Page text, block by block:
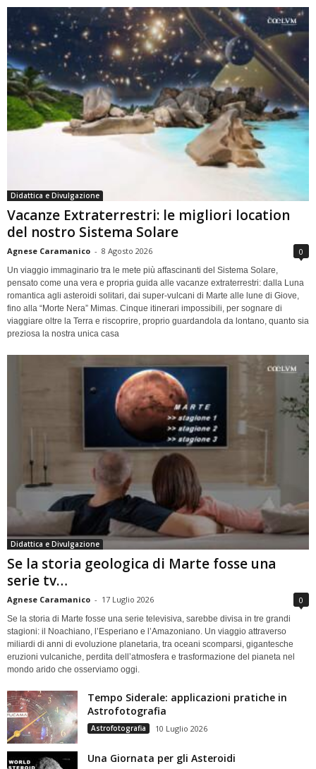
Didattica e Divulgazione
Vacanze Extraterrestri: le migliori location
del nostro Sistema Solare
Agnese Caramanico - 8 Agosto 2026 0
Un viaggio immaginario tra le mete più affascinanti del Sistema Solare,
pensato come una vera e propria guida alle vacanze extraterrestri: dalla Luna
romantica agli asteroidi solitari, dai super-vulcani di Marte alle lune di Giove,
fino alla “Morte Nera” Mimas. Cinque itinerari impossibili, per sognare di
viaggiare oltre la Terra e riscoprire, proprio guardandola da lontano, quanto sia
preziosa la nostra unica casa
Didattica e Divulgazione
Se la storia geologica di Marte fosse una
serie tv…
Agnese Caramanico - 17 Luglio 2026 0
Se la storia di Marte fosse una serie televisiva, sarebbe divisa in tre grandi
stagioni: il Noachiano, l’Esperiano e l’Amazoniano. Un viaggio attraverso
miliardi di anni di evoluzione planetaria, tra oceani scomparsi, gigantesche
eruzioni vulcaniche, perdita dell’atmosfera e trasformazione del pianeta nel
mondo arido che osserviamo oggi.
Tempo Siderale: applicazioni pratiche in
Astrofotografia
Astrofotografia 10 Luglio 2026
Una Giornata per gli Asteroidi